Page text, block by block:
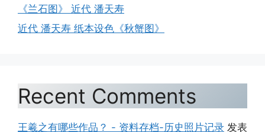
《兰石图》 近代 潘天寿
近代 潘天寿 纸本设色《秋蟹图》
Recent Comments
王羲之有哪些作品？ - 资料存档-历史照片记录 发表